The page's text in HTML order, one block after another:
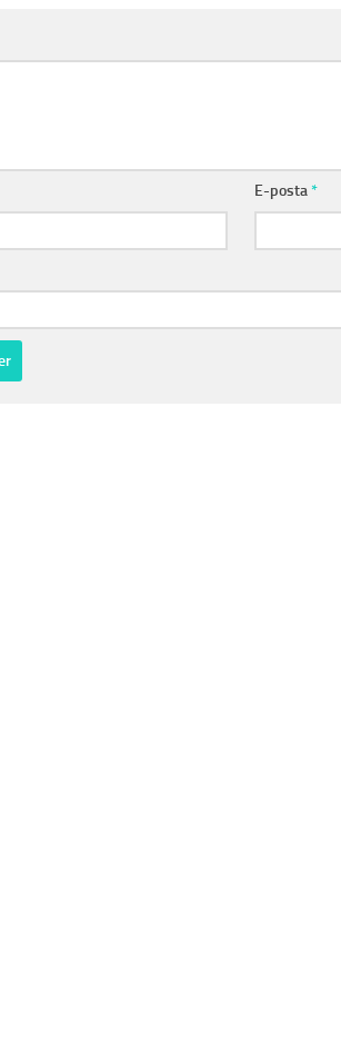
E-posta*